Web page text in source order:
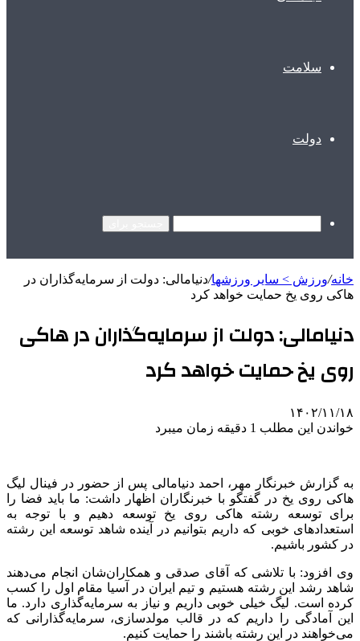
سلامت
دولت
خانه/ورزش > سایر ورزشها/دنیامالی: دولت از سرمایه‌گذاران در
هاکی روی یخ حمایت خواهد کرد
دنیامالی: دولت از سرمایه‌گذاران در هاکی
روی یخ حمایت خواهد کرد
۱۴۰۲/۱۱/۱۸
خواندن این مطلب 1 دقیقه زمان میبرد
به گزارش خبرنگار مهر، احمد دنیامالی پس از حضور در فینال لیگ
هاکی روی یخ در گفتگو با خبرنگاران اظهار داشت: ما باید فضا را
برای توسعه رشته هاکی روی یخ توسعه دهیم و با توجه به
استعدادهای خوبی که داریم بتوانیم در آینده شاهد توسعه این رشته
در کشور باشیم.
وی افزود: با تلاشی که آقای صدقی و همکاران‌شان انجام می‌دهند
شاهد رشد این رشته هستیم و تیم ایران در آسیا مقام اول را کسب
کرده است. لیگ خیلی خوبی داریم و نیاز به سرمایه‌گذاری دارد. ما
این آمادگی را داریم که در قالب مولدسازی، سرمایه‌گذارانی که
می‌خواهند در این رشته باشند را حمایت کنیم.